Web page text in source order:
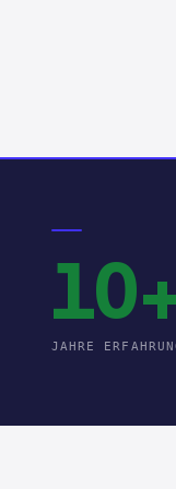
JAHRE